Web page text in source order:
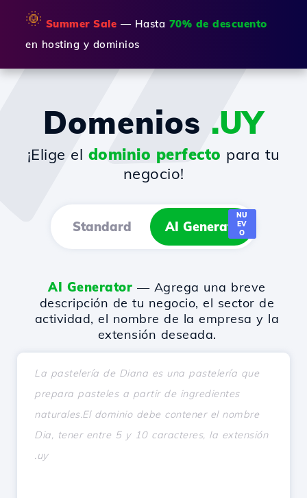
🌞 Summer Sale — Hasta 70% de descuento
en hosting y dominios
Domenios .UY
¡Elige el dominio perfecto para tu
negocio!
Standard AI Generator
NU
EV
O
AI Generator — Agrega una breve
descripción de tu negocio, el sector de
actividad, el nombre de la empresa y la
extensión deseada.